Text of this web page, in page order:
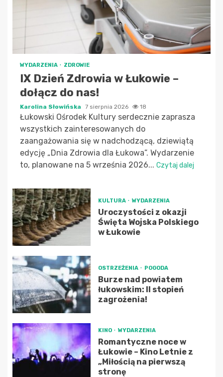
WYDARZENIA ZDROWIE
IX Dzień Zdrowia w Łukowie –
dołącz do nas!
Karolina Słowińska 7 sierpnia 2026 18
Łukowski Ośrodek Kultury serdecznie zaprasza
wszystkich zainteresowanych do
zaangażowania się w nadchodzącą, dziewiątą
edycję „Dnia Zdrowia dla Łukowa”. Wydarzenie
to, planowane na 5 września 2026... Czytaj dalej
KULTURA WYDARZENIA
Uroczystości z okazji
Święta Wojska Polskiego
w Łukowie
OSTRZEŻENIA POGODA
Burze nad powiatem
łukowskim: II stopień
zagrożenia!
KINO WYDARZENIA
Romantyczne noce w
Łukowie – Kino Letnie z
„Miłością na pierwszą
stronę